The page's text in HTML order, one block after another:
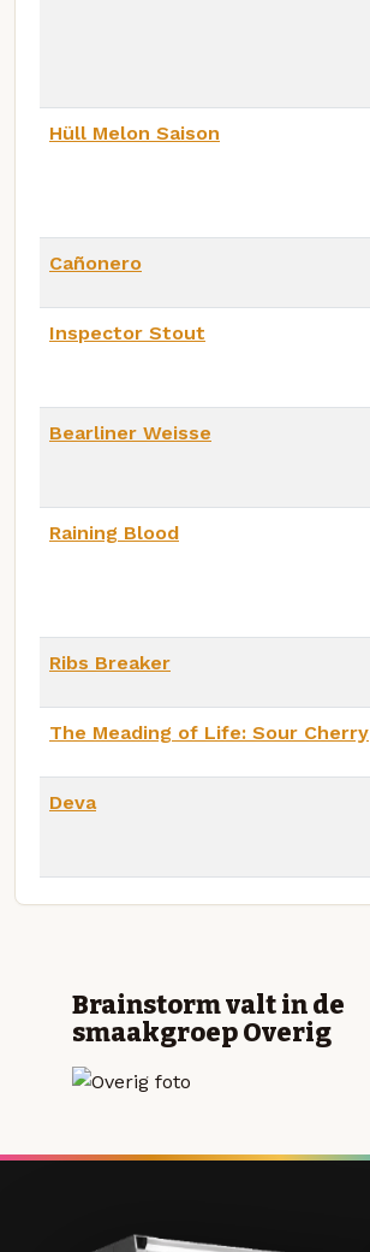
Hüll Melon Saison
Cañonero
Inspector Stout
Bearliner Weisse
Raining Blood
Ribs Breaker
The Meading of Life: Sour Cherry
Deva
Brainstorm valt in de
smaakgroep Overig